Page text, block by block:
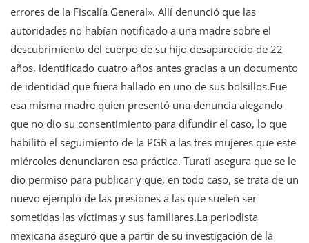
errores de la Fiscalía General». Allí denunció que las
autoridades no habían notificado a una madre sobre el
descubrimiento del cuerpo de su hijo desaparecido de 22
años, identificado cuatro años antes gracias a un documento
de identidad que fuera hallado en uno de sus bolsillos.Fue
esa misma madre quien presentó una denuncia alegando
que no dio su consentimiento para difundir el caso, lo que
habilitó el seguimiento de la PGR a las tres mujeres que este
miércoles denunciaron esa práctica. Turati asegura que se le
dio permiso para publicar y que, en todo caso, se trata de un
nuevo ejemplo de las presiones a las que suelen ser
sometidas las víctimas y sus familiares.La periodista
mexicana aseguró que a partir de su investigación de la